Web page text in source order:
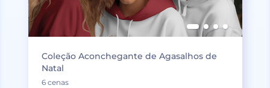
Coleção Aconchegante de Agasalhos de
Natal
6 cenas